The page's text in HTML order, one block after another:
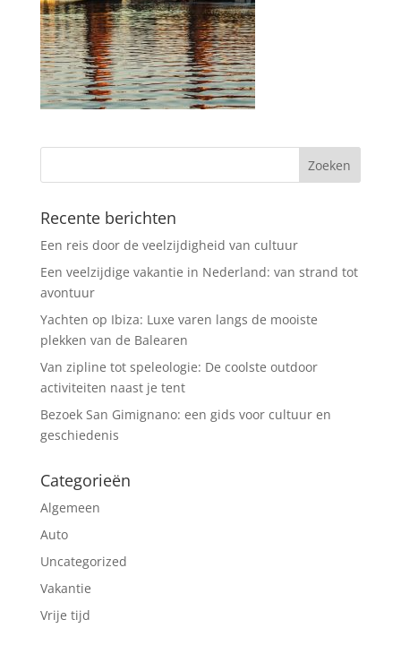
Recente berichten
Een reis door de veelzijdigheid van cultuur
Een veelzijdige vakantie in Nederland: van strand tot
avontuur
Yachten op Ibiza: Luxe varen langs de mooiste
plekken van de Balearen
Van zipline tot speleologie: De coolste outdoor
activiteiten naast je tent
Bezoek San Gimignano: een gids voor cultuur en
geschiedenis
Categorieën
Algemeen
Auto
Uncategorized
Vakantie
Vrije tijd